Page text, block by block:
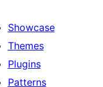
Showcase
Themes
Plugins
Patterns